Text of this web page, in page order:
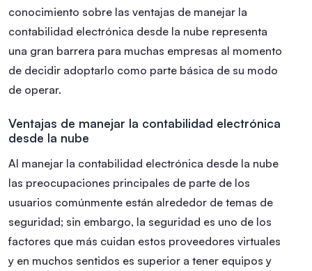
conocimiento sobre las ventajas de manejar la
contabilidad electrónica desde la nube representa
una gran barrera para muchas empresas al momento
de decidir adoptarlo como parte básica de su modo
de operar.
Ventajas de manejar la contabilidad electrónica
desde la nube
Al manejar la contabilidad electrónica desde la nube
las preocupaciones principales de parte de los
usuarios comúnmente están alrededor de temas de
seguridad; sin embargo, la seguridad es uno de los
factores que más cuidan estos proveedores virtuales
y en muchos sentidos es superior a tener equipos y